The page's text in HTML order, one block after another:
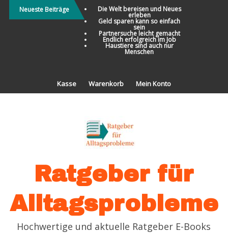
Direkt
zum
Neueste Beiträge Die Welt bereisen und Neues
erleben
Geld sparen kann so einfach
sein
Partnersuche leicht gemacht
Endlich erfolgreich im Job
Haustiere sind auch nur
Menschen
Kasse Warenkorb Mein Konto
Ratgeber für
Alltagsprobleme
Hochwertige und aktuelle Ratgeber E-Books